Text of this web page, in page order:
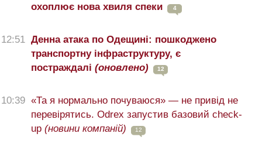
охоплює нова хвиля спеки
4
12:51 Денна атака по Одещині: пошкоджено
транспортну інфраструктуру, є
постраждалі (оновлено) 12
10:39 «Та я нормально почуваюся» — не привід не
перевірятись. Odrex запустив базовий check-
up (новини компаній) 12